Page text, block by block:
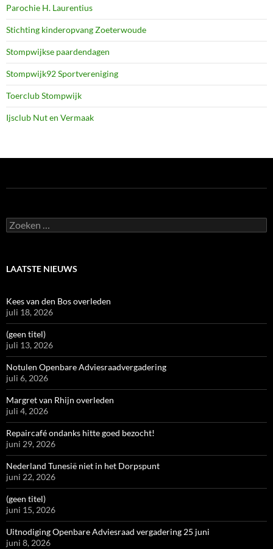
Parochie H. Laurentius
Stichting kinderopvang Zoeterwoude
Stompwijkse paardendagen
Stompwijk92 Sportvereniging
Toerclub Stompwijk
Ijsclub Nut en Vermaak
Zoeken
naar:
LAATSTE NIEUWS
Kees van den Bos overleden
juli 18, 2026
(geen titel)
juli 13, 2026
Notulen Openbare Adviesraadvergadering
juli 6, 2026
Margret van Rhijn overleden
juli 4, 2026
Repaircafé ondanks hitte goed bezocht!
juni 29, 2026
Nederland Tunesië niet in het Dorpspunt
juni 22, 2026
(geen titel)
juni 15, 2026
Uitnodiging Openbare Adviesraad vergadering 25 juni
juni 8, 2026